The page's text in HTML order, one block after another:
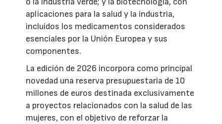
aplicaciones para la salud y la industria,
incluidos los medicamentos considerados
esenciales por la Unión Europea y sus
componentes.
La edición de 2026 incorpora como principal
novedad una reserva presupuestaria de 10
millones de euros destinada exclusivamente
a proyectos relacionados con la salud de las
mujeres, con el objetivo de reforzar la